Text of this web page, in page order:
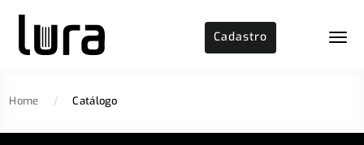
Cadastro
Home / Catálogo